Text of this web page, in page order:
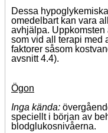
Dessa
omedelbart kan vara
avhjälpa. Uppkomsten
som vid all terapi med
faktorer såsom
avsnitt 4.4).
Ögon
Inga kända:
speciellt i början av
blodglukosnivåerna.